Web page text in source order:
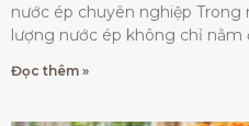
nước ép chuyên nghiệp Trong
lượng nước ép không chỉ nằm
Đọc thêm »